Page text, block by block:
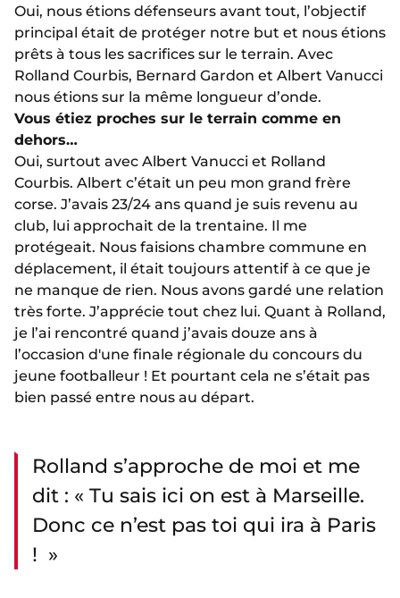
Oui, nous étions défenseurs avant tout, l’objectif
principal était de protéger notre but et nous étions
prêts à tous les sacrifices sur le terrain. Avec
Rolland Courbis, Bernard Gardon et Albert Vanucci
nous étions sur la même longueur d’onde.
Vous étiez proches sur le terrain comme en
dehors…
Oui, surtout avec Albert Vanucci et Rolland
Courbis. Albert c’était un peu mon grand frère
corse. J’avais 23/24 ans quand je suis revenu au
club, lui approchait de la trentaine. Il me
protégeait. Nous faisions chambre commune en
déplacement, il était toujours attentif à ce que je
ne manque de rien. Nous avons gardé une relation
très forte. J’apprécie tout chez lui. Quant à Rolland,
je l’ai rencontré quand j’avais douze ans à
l’occasion d'une finale régionale du concours du
jeune footballeur ! Et pourtant cela ne s’était pas
bien passé entre nous au départ.
Rolland s’approche de moi et me
dit : « Tu sais ici on est à Marseille.
Donc ce n’est pas toi qui ira à Paris
! »